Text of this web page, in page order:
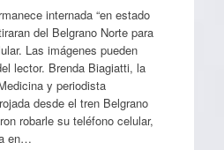
internada “en estado
del Belgrano Norte para
Las imágenes pueden
lector. Brenda Biagiatti, la
y periodista
desde el tren Belgrano
robarle su teléfono celular,
en…